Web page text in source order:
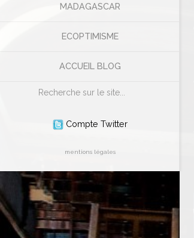
MADAGASCAR
ECOPTIMISME
ACCUEIL BLOG
Rechercher
Compte Twitter
mentions légales